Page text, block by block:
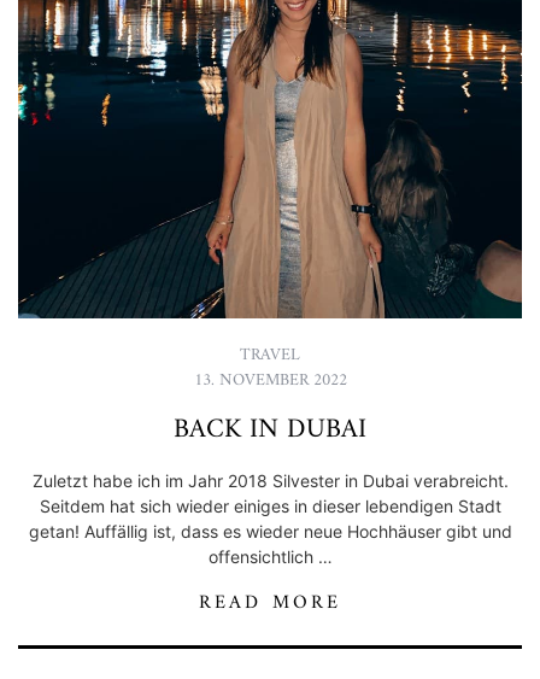
TRAVEL
13. NOVEMBER 2022
BACK IN DUBAI
Zuletzt habe ich im Jahr 2018 Silvester in Dubai verabreicht.
Seitdem hat sich wieder einiges in dieser lebendigen Stadt
getan! Auffällig ist, dass es wieder neue Hochhäuser gibt und
offensichtlich …
READ MORE